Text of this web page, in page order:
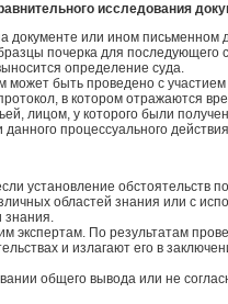
исследования
документе или ином письменном
почерка для последующего
определение суда.
может быть проведено с
в котором отражаются
лицом, у которого были
процессуального
установление обстоятельств
областей знания или с
знания.
экспертам. По результатам
и излагают его в
общего вывода или не